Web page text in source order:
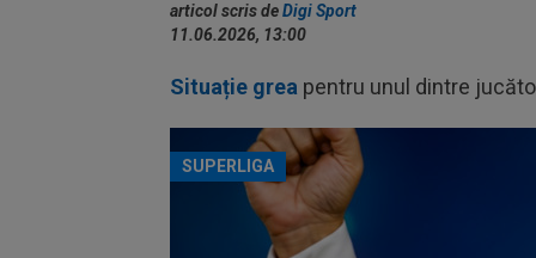
articol scris deDigi Sport
11.06.2026, 13:00
Situație grea pentru unul dintre
SUPERLIGA